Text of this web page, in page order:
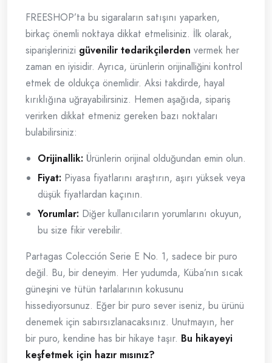
FREESHOP’ta bu sigaraların satışını yaparken,
birkaç önemli noktaya dikkat etmelisiniz. İlk olarak,
siparişlerinizi güvenilir tedarikçilerden vermek her
zaman en iyisidir. Ayrıca, ürünlerin orijinalliğini kontrol
etmek de oldukça önemlidir. Aksi takdirde, hayal
kırıklığına uğrayabilirsiniz. Hemen aşağıda, sipariş
verirken dikkat etmeniz gereken bazı noktaları
bulabilirsiniz:
Orijinallik: Ürünlerin orijinal olduğundan emin olun.
Fiyat: Piyasa fiyatlarını araştırın, aşırı yüksek veya
düşük fiyatlardan kaçının.
Yorumlar: Diğer kullanıcıların yorumlarını okuyun,
bu size fikir verebilir.
Partagas Colección Serie E No. 1, sadece bir puro
değil. Bu, bir deneyim. Her yudumda, Küba’nın sıcak
güneşini ve tütün tarlalarının kokusunu
hissediyorsunuz. Eğer bir puro sever iseniz, bu ürünü
denemek için sabırsızlanacaksınız. Unutmayın, her
bir puro, kendine has bir hikaye taşır. Bu hikayeyi
keşfetmek için hazır mısınız?